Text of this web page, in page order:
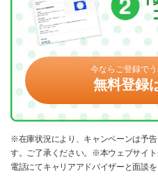
今ならご登録でう
無料登録
※在庫状況により、キャンペーンは予
す。ご了承ください。※本ウェブサイ
電話にてキャリアアドバイザーと面談